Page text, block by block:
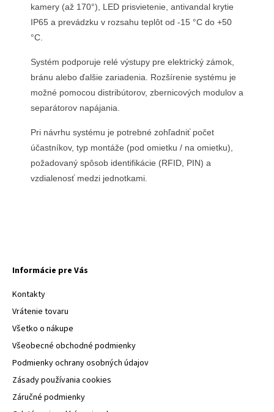
kamery (až 170°), LED prisvietenie, antivandal krytie
IP65 a prevádzku v rozsahu teplôt od -15 °C do +50
°C.
Systém podporuje relé výstupy pre elektrický zámok,
bránu alebo ďalšie zariadenia. Rozšírenie systému je
možné pomocou distribútorov, zbernicových modulov a
separátorov napájania.
Pri návrhu systému je potrebné zohľadniť počet
účastníkov, typ montáže (pod omietku / na omietku),
požadovaný spôsob identifikácie (RFID, PIN) a
vzdialenosť medzi jednotkami.
Informácie pre Vás
Kontakty
Vrátenie tovaru
Všetko o nákupe
Všeobecné obchodné podmienky
Podmienky ochrany osobných údajov
Zásady používania cookies
Záručné podmienky